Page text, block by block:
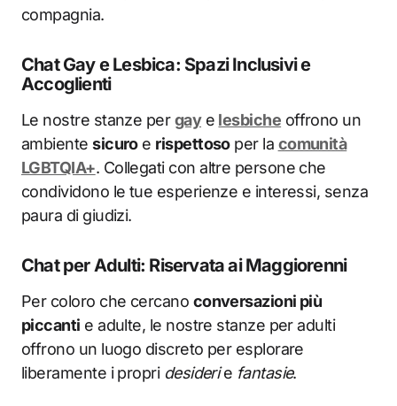
compagnia.
Chat Gay e Lesbica: Spazi Inclusivi e
Accoglienti
Le nostre stanze pergaye lesbiche offrono un
ambientesicuroe rispettosoper la comunità
LGBTQIA+. Collegati con altre persone che
condividono le tue esperienze e interessi, senza
paura di giudizi.
Chat per Adulti: Riservata ai Maggiorenni
Per coloro che cercano conversazioni più
piccanti e adulte, le nostre stanze per adulti
offrono un luogo discreto per esplorare
liberamente i propri desiderie fantasie.